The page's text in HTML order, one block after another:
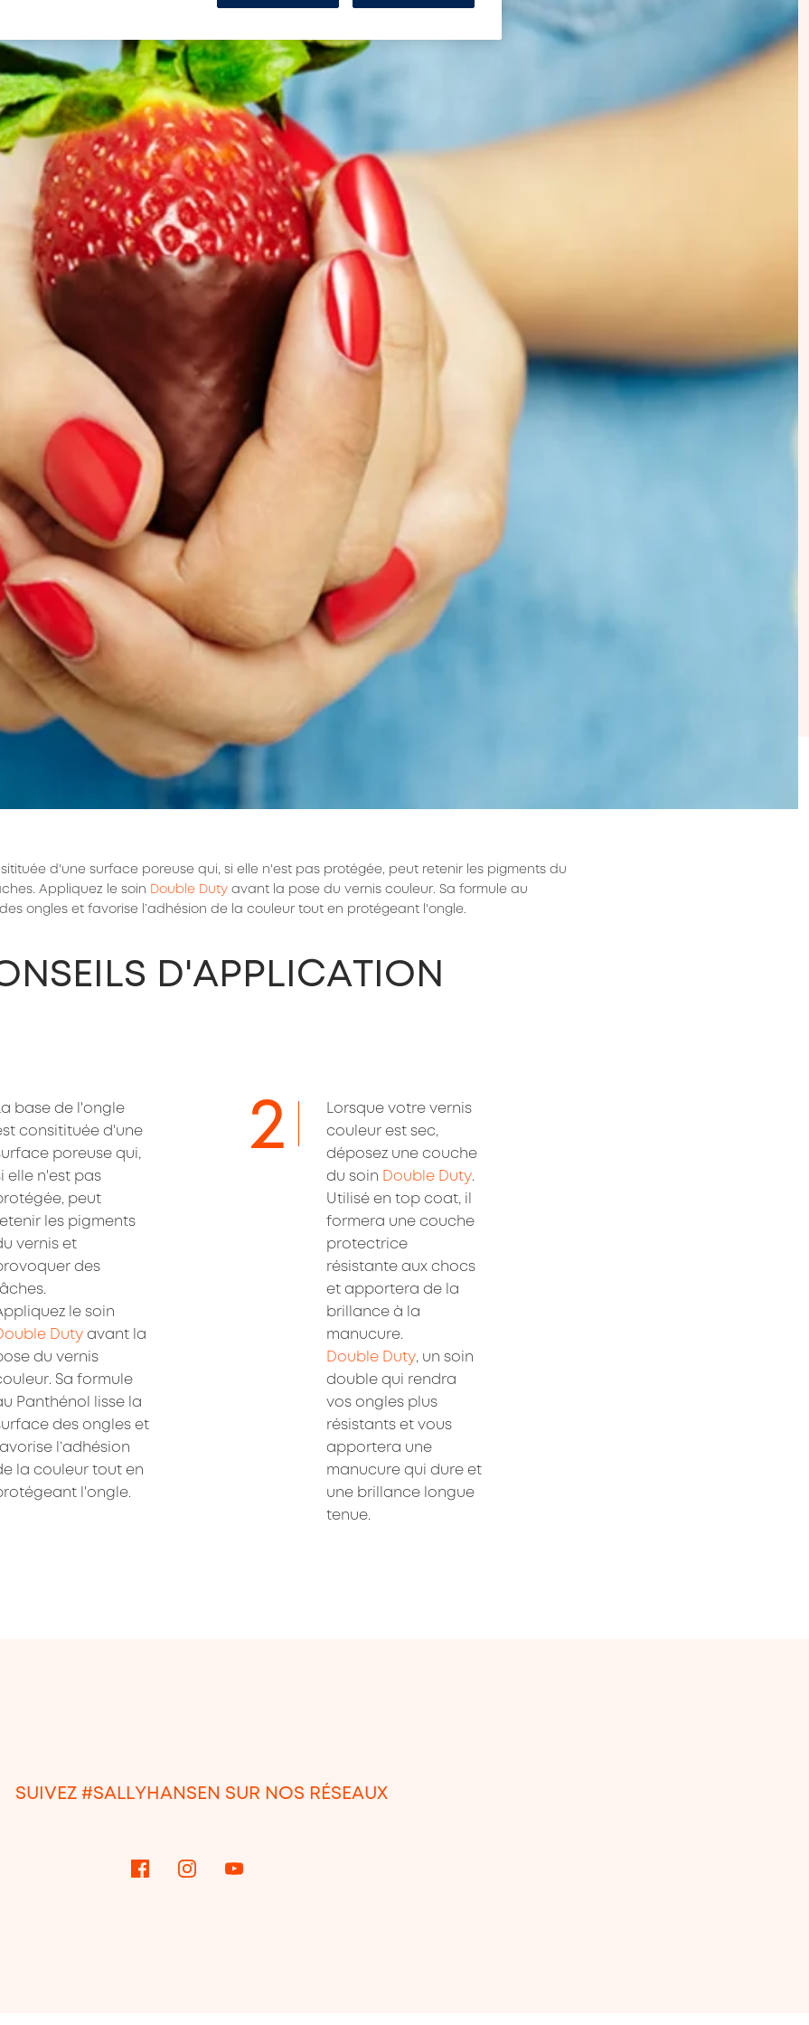
d'une surface poreuse qui, si elle n'est pas protégée, peut retenir les pigments du
Appliquez le soin Double Duty avant la pose du vernis couleur. Sa formule au
ongles et favorise l’adhésion de la couleur tout en protégeant l'ongle.
D'APPLICATION
base de l'ongle
consitituée d'une
poreuse qui,
elle n'est pas
peut
les pigments
vernis et
des
Duty avant la
du vernis
Sa formule
Panthénol lisse la
des ongles et
l’adhésion
la couleur tout en
l'ongle.
2
Lorsque votre vernis
couleur est sec,
déposez une couche
du soin Double Duty.
Utilisé en top coat, il
formera une couche
protectrice
résistante aux chocs
et apportera de la
brillance à la
Double Duty, un soin
double qui rendra
vos ongles plus
résistants et vous
apportera une
manucure qui dure et
une brillance longue
tenue.
SUIVEZ #SALLYHANSEN SUR NOS RÉSEAUX